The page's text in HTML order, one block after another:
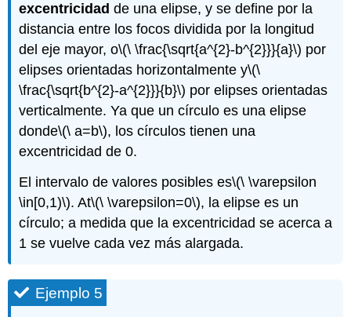
excentricidad de una elipse, y se define por la
distancia entre los focos dividida por la longitud
del eje mayor, o\(\ \frac{\sqrt{a^{2}-b^{2}}}{a}\) por
elipses orientadas horizontalmente y\(\
\frac{\sqrt{b^{2}-a^{2}}}{b}\) por elipses orientadas
verticalmente. Ya que un círculo es una elipse
donde\(\ a=b\), los círculos tienen una
excentricidad de 0.
El intervalo de valores posibles es\(\ \varepsilon
\in[0,1)\). At\(\ \varepsilon=0\), la elipse es un
círculo; a medida que la excentricidad se acerca a
1 se vuelve cada vez más alargada.
Ejemplo 5